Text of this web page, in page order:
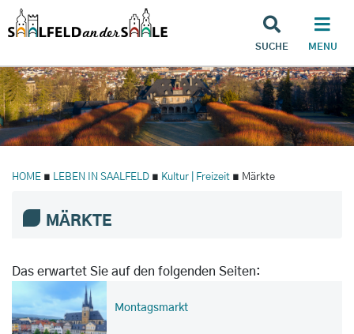
SUCHE MENU
HOME ∎ LEBEN IN SAALFELD ∎ Kultur | Freizeit ∎ Märkte
MÄRKTE
Das erwartet Sie auf den folgenden Seiten:
Montagsmarkt